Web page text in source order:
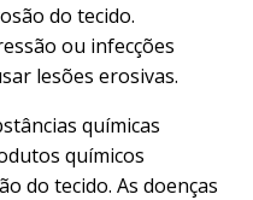
do tecido.
ou infecções
lesões erosivas.
químicas
químicos
do tecido. As doenças